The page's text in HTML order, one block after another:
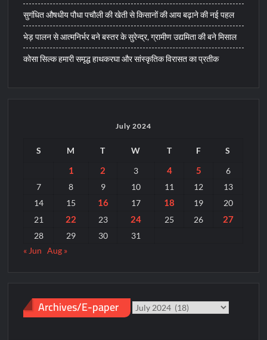
सुगंधित औषधीय पौधा पचौली की खेती से किसानों की आय बढ़ाने की नई पहल
भेड़ पालन से आत्मनिर्भर बने बस्तर के सुरेन्द्र, ग्रामीण उद्यमिता की बने मिसाल
कोसा सिल्क हमारी समृद्ध हाथकरघा और सांस्कृतिक विरासत का प्रतीक
July 2024
S M T W T F S
1 2 3 4 5
6
7
8 9 10 11 12
13
14
15 16 17 18 19
20
21
22 23 24 25 26 27
28 29 30
31
« Jun
Aug »
Archives/E-paper
Archives/E-